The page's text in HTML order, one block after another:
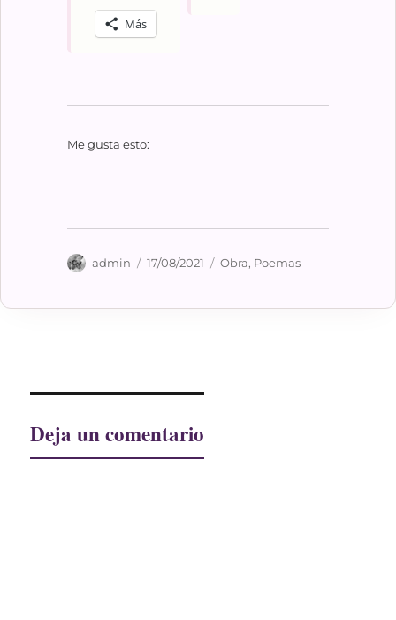
Más
Me gusta esto:
Autor
admin
Publicado
17/08/2021 Categorías
Obra, Poemas
Deja un comentario